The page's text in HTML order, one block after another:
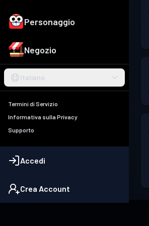
Personaggio
Negozio
Italiano
Termini di Servizio
Informativa sulla Privacy
Supporto
Accedi
Crea Account